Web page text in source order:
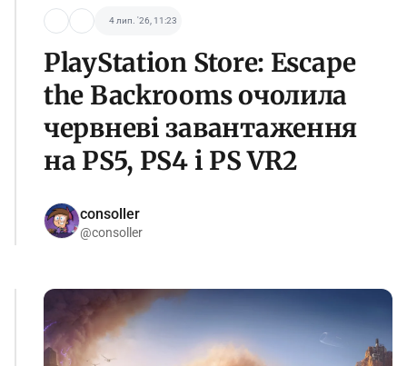
4 лип. '26, 11:23
PlayStation Store: Escape
the Backrooms очолила
червневі завантаження
на PS5, PS4 і PS VR2
consoller
@consoller